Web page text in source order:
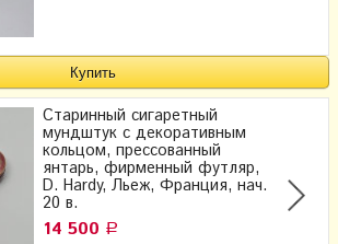
Старинный сигаретный
мундштук с декоративным
кольцом, прессованный
янтарь, фирменный футляр,
D. Hardy, Льеж, Франция, нач.
20 в.
14 500 Р